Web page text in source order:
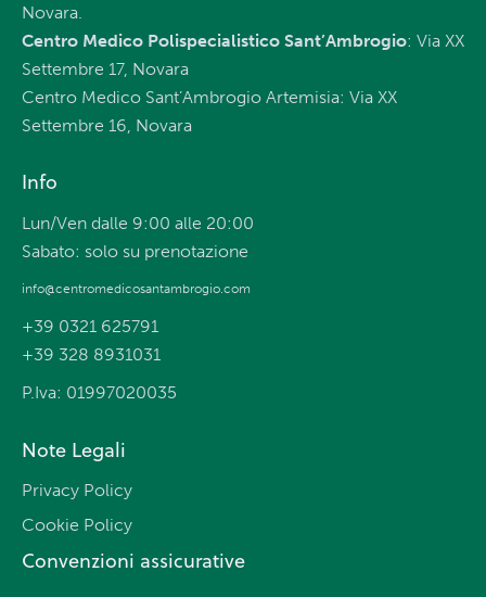
Novara.
Centro Medico Polispecialistico Sant’Ambrogio: Via XX
Settembre 17, Novara
Centro Medico Sant’Ambrogio Artemisia: Via XX
Settembre 16, Novara
Info
Lun/Ven dalle 9:00 alle 20:00
Sabato: solo su prenotazione
info@centromedicosantambrogio.com
+39 0321 625791
+39 328 8931031
P.Iva: 01997020035
Note Legali
Privacy Policy
Cookie Policy
Convenzioni assicurative